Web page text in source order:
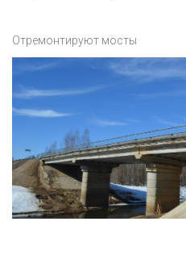
Отремонтируют мосты